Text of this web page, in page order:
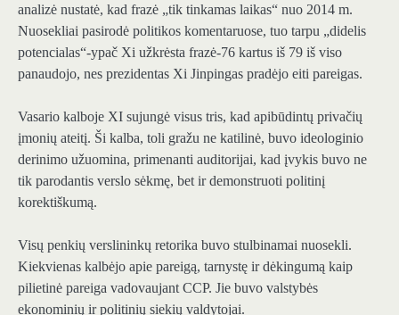
analizė nustatė, kad frazė „tik tinkamas laikas“ nuo 2014 m.
Nuosekliai pasirodė politikos komentaruose, tuo tarpu „didelis
potencialas“-ypač Xi užkrėsta frazė-76 kartus iš 79 iš viso
panaudojo, nes prezidentas Xi Jinpingas pradėjo eiti pareigas.
Vasario kalboje XI sujungė visus tris, kad apibūdintų privačių
įmonių ateitį. Ši kalba, toli gražu ne katilinė, buvo ideologinio
derinimo užuomina, primenanti auditorijai, kad įvykis buvo ne
tik parodantis verslo sėkmę, bet ir demonstruoti politinį
korektiškumą.
Visų penkių verslininkų retorika buvo stulbinamai nuosekli.
Kiekvienas kalbėjo apie pareigą, tarnystę ir dėkingumą kaip
pilietinė pareiga vadovaujant CCP. Jie buvo valstybės
ekonominių ir politinių siekių valdytojai.